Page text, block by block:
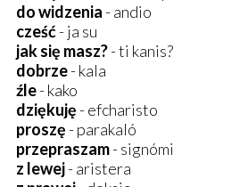
do widzenia - andio
cześć- ja su
jak się masz?- ti kanis?
dobrze- kala
źle- kako
dziękuję - efcharisto
proszę - parakaló
przepraszam- signómi
z lewej- aristera